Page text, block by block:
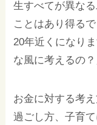
生すべてが異な
ことはあり得る
20年近くになり
な風に考えるの
お金に対する考
過ごし方、子育